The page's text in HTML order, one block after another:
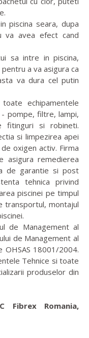
piscina seara, dupa
va avea efect cand
sa intre in piscina,
a va asigura ca
va dura cel putin
echipamentele
pompe, filtre, lampi,
fitinguri si robineti.
si limpezirea apei
oxigen activ. Firma
asigura remedierea
de garantie si post
tehnica privind
piscinei pe timpul
transportul, montajul
Management al
de Management al
OHSAS 18001/2004.
Tehnice si toate
produselor din
Fibrex Romania,